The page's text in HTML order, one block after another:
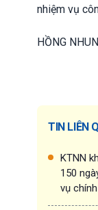
nhiệm vụ
HỒNG
TIN LIÊN
KTNN
150
vụ